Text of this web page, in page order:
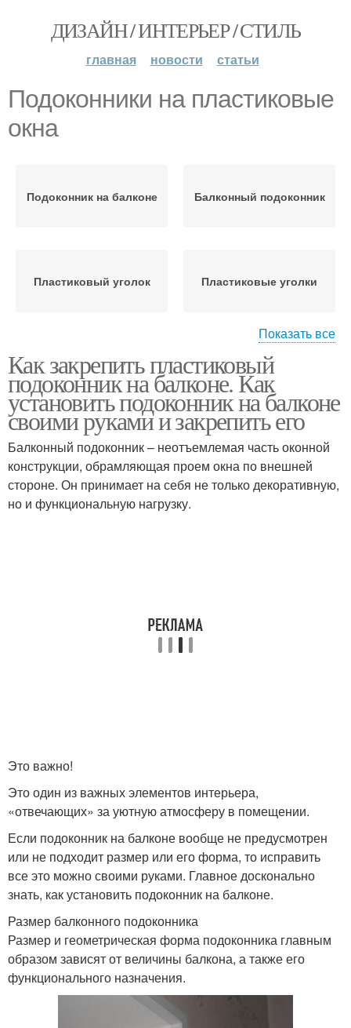
ДИЗАЙН / ИНТЕРЬЕР / СТИЛЬ
главная новости статьи
Подоконники на пластиковые
окна
Подоконник на балконе Балконный подоконник
Пластиковый уголок Пластиковые уголки
деревянной основе
Подоконники из
поливинилхлоридных
плит
Подоконник на пену
Показать все
Как закрепить пластиковый
подоконник на балконе. Как
установить подоконник на балконе
своими руками и закрепить его
Балконный подоконник – неотъемлемая часть оконной
конструкции, обрамляющая проем окна по внешней
стороне. Он принимает на себя не только декоративную,
но и функциональную нагрузку.
Это важно!
Это один из важных элементов интерьера,
«отвечающих» за уютную атмосферу в помещении.
Если подоконник на балконе вообще не предусмотрен
или не подходит размер или его форма, то исправить
все это можно своими руками. Главное досконально
знать, как установить подоконник на балконе.
Размер балконного подоконника
Размер и геометрическая форма подоконника главным
образом зависят от величины балкона, а также его
функционального назначения.